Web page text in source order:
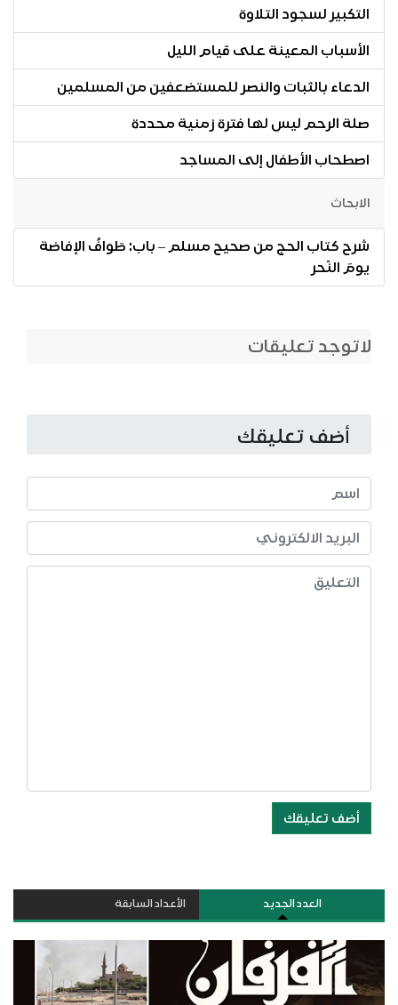
التكبير لسجود التلاوة
الأسباب المعينة على قيام الليل
الدعاء بالثبات والنصر للمستضعفين من المسلمين
صلة الرحم ليس لها فترة زمنية محددة
اصطحاب الأطفال إلى المساجد
الابحاث
شرح كتاب الحج من صحيح مسلم – باب: طَوافُ الإفاضة
يومَ النّحر
لاتوجد تعليقات
أضف تعليقك
أضف تعليقك
العدد الجديد الأعداد السابقة